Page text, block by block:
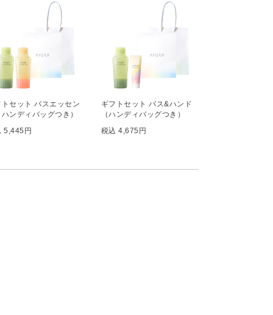
トセット バスエッセン
ハンディバッグつき）
5,445円
ギフトセット バス&ハンド
（ハンディバッグつき）
税込 4,675円